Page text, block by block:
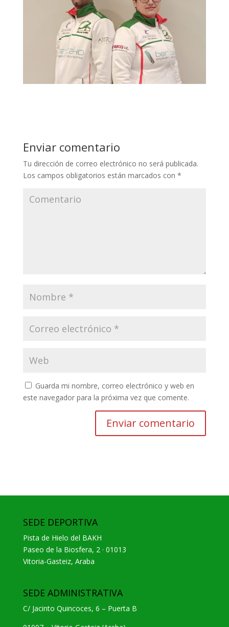
Enviar comentario
Tu dirección de correo electrónico no será publicada.
Los campos obligatorios están marcados con *
Guarda mi nombre, correo electrónico y web en
este navegador para la próxima vez que comente.
SEDE DEPORTIVA
Pista de Hielo del BAKH
Paseo de la Biosfera, 2 · 01013
Vitoria-Gasteiz, Araba
SEDE ADMINISTRATIVA
C/ Jacinto Quincoces, 6 – Puerta B